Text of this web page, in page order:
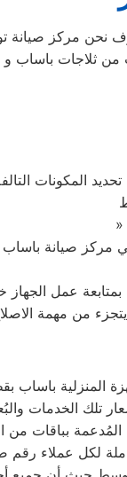
مركز صيانة
من ثلاجات
المكونات
بمتابعة عمل
من مهمة
باساب
لكل عملاء رقم